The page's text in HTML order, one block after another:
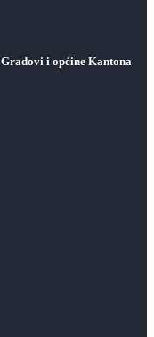
Gradovi i općine Kantona